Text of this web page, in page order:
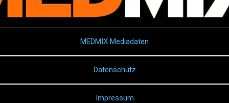
MEDMIX Mediadaten
Datenschutz
Impressum